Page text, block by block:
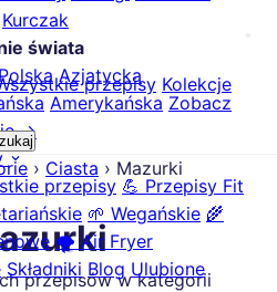
Kurczak
świata
Polska Azjatycka
Amerykańska Zobacz
→
przepisy 💪 Przepisy Fit
🌱 Wegańskie 🌾
🌪️ Air Fryer
Składniki Blog Ulubione
przepisy Kolekcje
› Ciasta › Mazurki
przepisów w kategorii